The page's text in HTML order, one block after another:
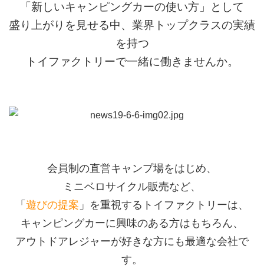
「新しいキャンピングカーの使い方」として
盛り上がりを見せる中、業界トップクラスの実績
を持つ
トイファクトリーで一緒に働きませんか。
会員制の直営キャンプ場をはじめ、
ミニベロサイクル販売など、
「 遊びの提案 」を重視するトイファクトリーは、
キャンピングカーに興味のある方はもちろん、
アウトドアレジャーが好きな方にも最適な会社で
す。